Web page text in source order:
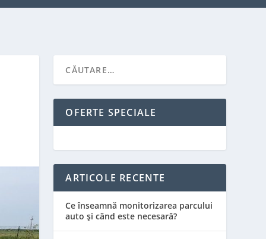
OFERTE SPECIALE
ARTICOLE RECENTE
Ce înseamnă monitorizarea parcului
auto și când este necesară?